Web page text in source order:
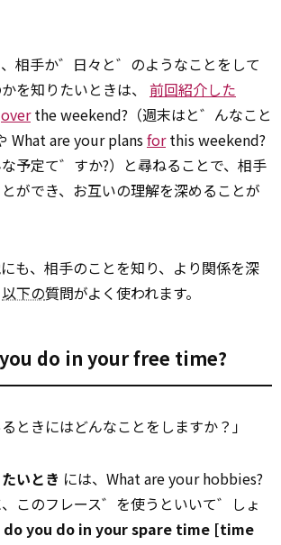
相手か゛日々と゛のようなことをして
を知りたいときは、 前回紹介した
overthe weekend?（週末はと゛んなこと
What are your plansforthis weekend?
な予定て゛すか?）と尋ねることで、相手
ができ、お互いの理解を深めることが
も、相手のことを知り、より関係を深
以下の質問がよく使われます。
do in your free time?
ときにはどんなことをしますか？」
いとき には、What are your hobbies?
このフレース゛を使うといいて゛しょ
do you do in your spare time [time